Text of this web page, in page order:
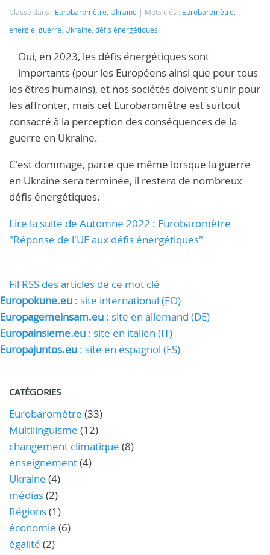
Classé dans : Eurobaromètre Ukraine Mots clés : Eurobaromètre
énergie guerre Ukraine défis énergétiques
Oui, en 2023, les défis énergétiques sont
importants (pour les Européens ainsi que pour tous
les êtres humains), et nos sociétés doivent s'unir pour
les affronter, mais cet Eurobaromètre est surtout
consacré à la perception des conséquences de la
guerre en Ukraine.
C'est dommage, parce que même lorsque la guerre
en Ukraine sera terminée, il restera de nombreux
défis énergétiques.
Lire la suite de Automne 2022 : Eurobaromètre
"Réponse de l'UE aux défis énergétiques"
Fil RSS des articles de ce mot clé
Europokune.eu : site international (EO)
Europagemeinsam.eu : site en allemand (DE)
Europainsieme.eu : site en italien (IT)
Europajuntos.eu : site en espagnol (ES)
CATÉGORIES
Eurobaromètre (33)
Multilinguisme (12)
changement climatique (8)
enseignement(4)
Ukraine (4)
médias(2)
Régions(1)
économie (6)
égalité (2)